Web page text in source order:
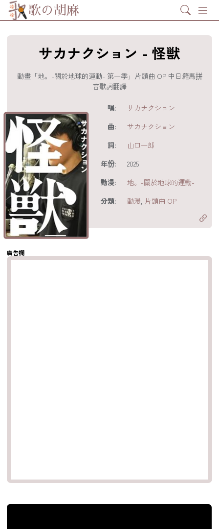
歌の胡麻 Search
サカナクション - 怪獣
動畫「地。-關於地球的運動- 第一季」片頭曲 OP 中日羅馬拼
音歌詞翻譯
唱:
サカナクション
曲:
サカナクション
詞:
山口一郎
年份:
2025
動漫:
地。-關於地球的運動-
分類:
動漫 片頭曲 OP
分享至
享至 X
分享至
製鏈結
廣告欄
官方Youtube影片